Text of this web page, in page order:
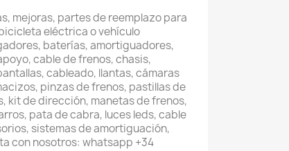
mejoras, partes de reemplazo para
eléctrica o vehículo
baterías, amortiguadores,
cable de frenos, chasis,
cableado, llantas, cámaras
pinzas de frenos, pastillas de
kit de dirección, manetas de frenos,
pata de cabra, luces leds, cable
sistemas de amortiguación,
con nosotros: whatsapp +34